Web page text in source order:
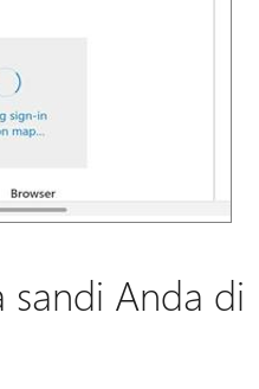
sandi Anda di